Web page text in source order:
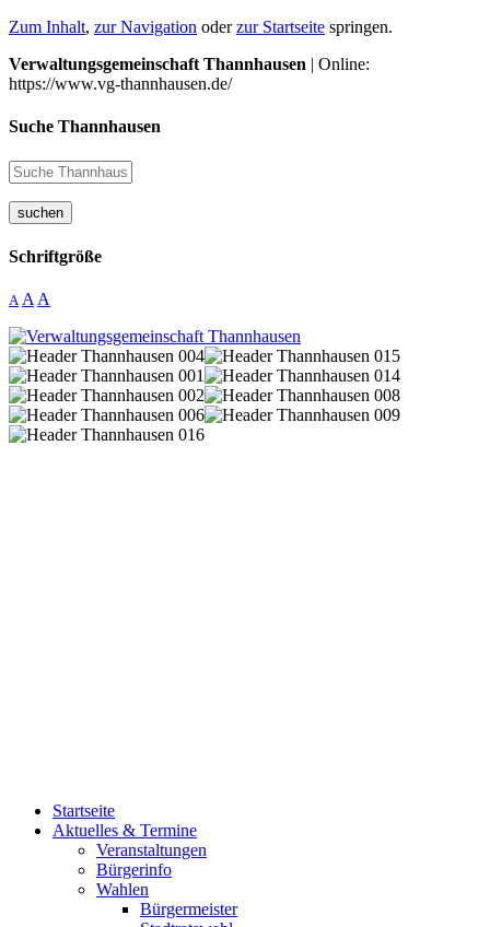
Zum Inhalt, zur Navigation oderzur Startseite springen.
Verwaltungsgemeinschaft Thannhausen | Online:
https://www.vg-thannhausen.de/
Suche Thannhausen
suchen
Schriftgröße
A A A
Startseite
Aktuelles & Termine
Veranstaltungen
Bürgerinfo
Wahlen
Bürgermeister